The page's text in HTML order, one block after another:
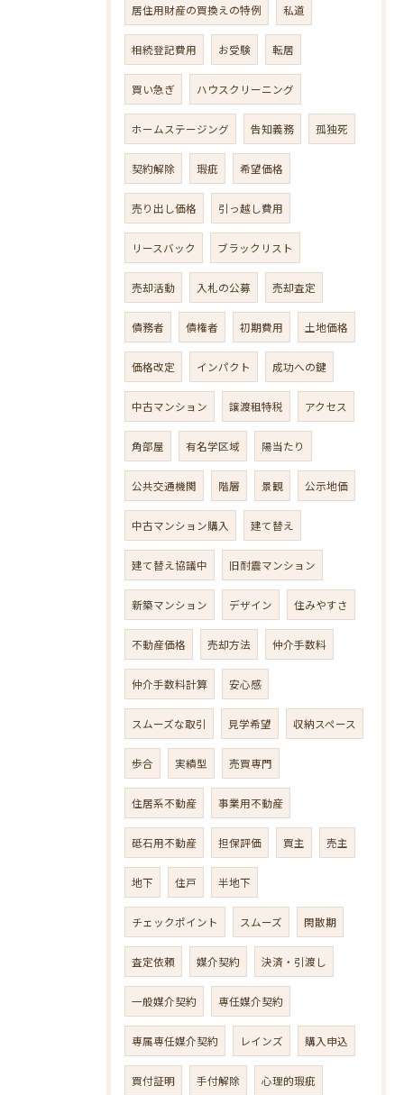
居住用財産の買換えの特例 私道
相続登記費用 お受験 転居
買い急ぎ ハウスクリーニング
ホームステージング 告知義務 孤独死
契約解除 瑕疵 希望価格
売り出し価格 引っ越し費用
リースバック ブラックリスト
売却活動 入札の公募 売却査定
債務者 債権者 初期費用 土地価格
価格改定 インパクト 成功への鍵
中古マンション 譲渡租特税 アクセス
角部屋 有名学区域 陽当たり
公共交通機関 階層 景観 公示地価
中古マンション購入 建て替え
建て替え協議中 旧耐震マンション
新築マンション デザイン 住みやすさ
不動産価格 売却方法 仲介手数料
仲介手数料計算 安心感
スムーズな取引 見学希望 収納スペース
歩合 実績型 売買専門
住居系不動産 事業用不動産
砥石用不動産 担保評価 買主 売主
地下 住戸 半地下
チェックポイント スムーズ 閑散期
査定依頼 媒介契約 決済・引渡し
一般媒介契約 専任媒介契約
専属専任媒介契約 レインズ 購入申込
買付証明 手付解除 心理的瑕疵